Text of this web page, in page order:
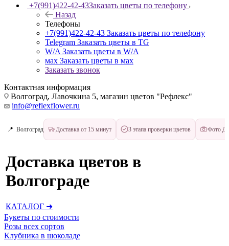
+7(991)422-42-43Заказать цветы по телефону
Назад
Телефоны
+7(991)422-42-43 Заказать цветы по телефону
Telegram Заказать цветы в TG
W/A Заказать цветы в W/A
мах Заказать цветы в мах
Заказать звонок
Контактная информация
Волгоград, Лавочкина 5, магазин цветов "Рефлекс"
info@reflexflower.ru
📍 Волгоград Доставка от 15 минут 3 этапа проверки цветов Фото
Доставка цветов в
Волгограде
КАТАЛОГ ➜
Букеты по стоимости
Розы всех сортов
Клубника в шоколаде